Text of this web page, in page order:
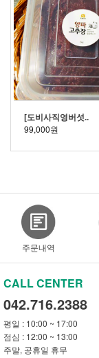
[도비사직영버섯..
99,000원
주문내역
CALL CENTER
042.716.2388
평일 : 10:00 ~ 17:00
점심 : 12:00 ~ 13:00
주말, 공휴일 휴무